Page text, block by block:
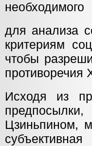
необходимого
для анализа
критериям
чтобы
противоречия
Исходя из
Цзиньпином,